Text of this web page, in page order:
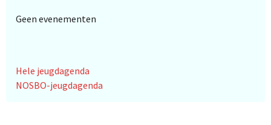
Geen evenementen
Hele jeugdagenda
NOSBO-jeugdagenda